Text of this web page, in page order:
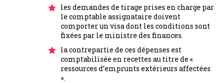
les demandes de tirage prises en charge par
le comptable assignataire doivent
comporter un visa dont les conditions sont
fixées par le ministre des finances.
la contrepartie de ces dépenses est
comptabilisée en recettes au titre de «
ressources d’emprunts extérieurs affectées
».